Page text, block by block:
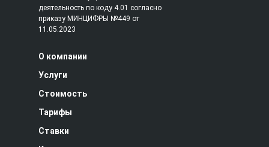
деятельность по коду 4.01 согласно
приказу МИНЦИФРЫ №449 от
11.05.2023
О компании
Услуги
Стоимость
Тарифы
Ставки